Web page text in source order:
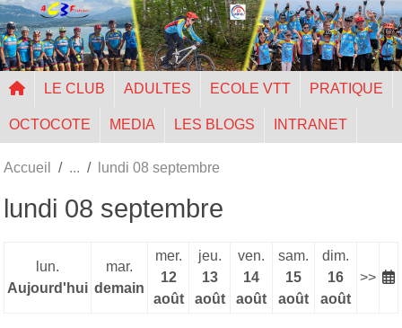
LE CLUB ADULTES ECOLE VTT PRATIQUE
OCTOCOTE MEDIA LES BLOGS INTRANET
Accueil lundi 08 septembre
lundi 08 septembre
lun.
Aujourd'hui
mar.
demain
mer.
12
août
jeu.
13
août
ven.
14
août
sam.
15
août
dim.
16
août
>>
Panneau de gestion des cookies